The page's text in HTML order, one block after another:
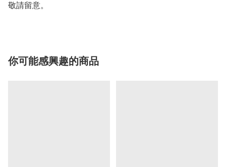
敬請留意。
你可能感興趣的商品